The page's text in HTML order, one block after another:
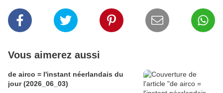
Vous aimerez aussi
de airco = l'instant néerlandais du
jour (2026_06_03)